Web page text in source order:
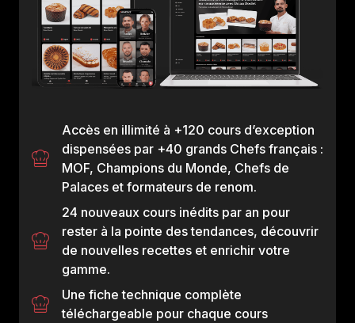
Accès en illimité à +120 cours d’exception
dispensées par +40 grands Chefs français :
MOF, Champions du Monde, Chefs de
Palaces et formateurs de renom.
24 nouveaux cours inédits par an pour
rester à la pointe des tendances, découvrir
de nouvelles recettes et enrichir votre
gamme.
Une fiche technique complète
téléchargeable pour chaque cours